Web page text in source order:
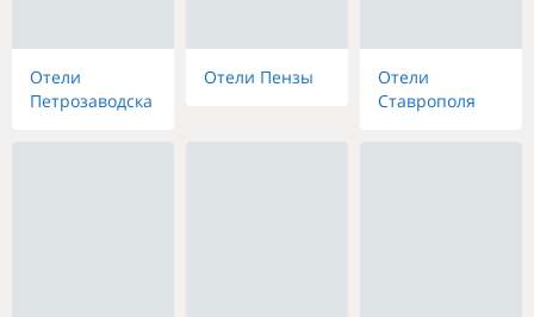
Отели
Петрозаводска
Отели Пензы
Отели
Ставрополя